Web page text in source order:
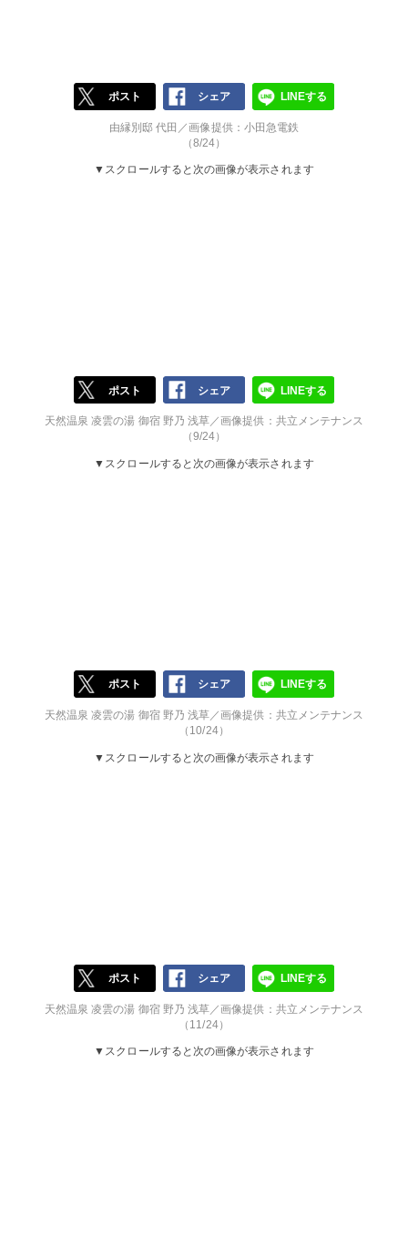
ポスト シェア LINEする
由縁別邸 代田／画像提供：小田急電鉄
（8/24）
▼スクロールすると次の画像が表示されます
ポスト シェア LINEする
天然温泉 凌雲の湯 御宿 野乃 浅草／画像提供：共立メンテナンス
（9/24）
▼スクロールすると次の画像が表示されます
ポスト シェア LINEする
天然温泉 凌雲の湯 御宿 野乃 浅草／画像提供：共立メンテナンス
（10/24）
▼スクロールすると次の画像が表示されます
ポスト シェア LINEする
天然温泉 凌雲の湯 御宿 野乃 浅草／画像提供：共立メンテナンス
（11/24）
▼スクロールすると次の画像が表示されます